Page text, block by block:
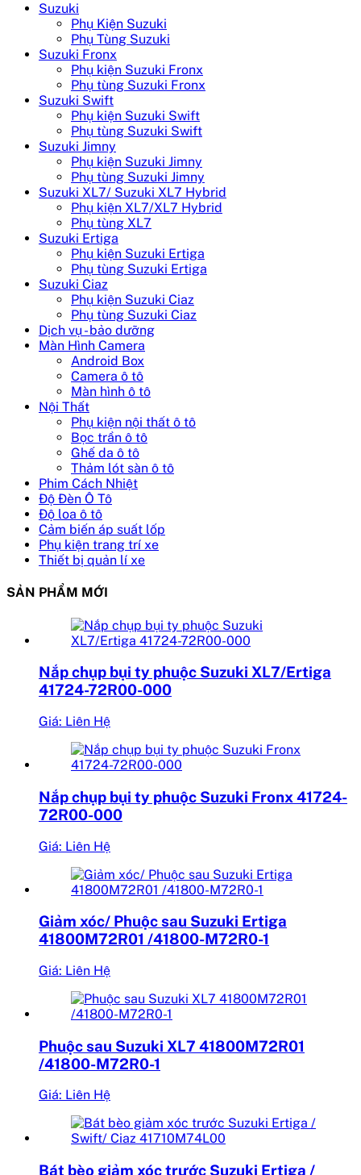
Suzuki
Phụ Kiện Suzuki
Phụ Tùng Suzuki
Suzuki Fronx
Phụ kiện Suzuki Fronx
Phụ tùng Suzuki Fronx
Suzuki Swift
Phụ kiện Suzuki Swift
Phụ tùng Suzuki Swift
Suzuki Jimny
Phụ kiện Suzuki Jimny
Phụ tùng Suzuki Jimny
Suzuki XL7/ Suzuki XL7 Hybrid
Phụ kiện XL7/XL7 Hybrid
Phụ tùng XL7
Suzuki Ertiga
Phụ kiện Suzuki Ertiga
Phụ tùng Suzuki Ertiga
Suzuki Ciaz
Phụ kiện Suzuki Ciaz
Phụ tùng Suzuki Ciaz
Dịch vụ - bảo dưỡng
Màn Hình Camera
Android Box
Camera ô tô
Màn hình ô tô
Nội Thất
Phụ kiện nội thất ô tô
Bọc trần ô tô
Ghế da ô tô
Thảm lót sàn ô tô
Phim Cách Nhiệt
Độ Đèn Ô Tô
Độ loa ô tô
Cảm biến áp suất lốp
Phụ kiện trang trí xe
Thiết bị quản lí xe
SẢN PHẨM MỚI
Nắp chụp bụi ty phuộc Suzuki XL7/Ertiga
41724-72R00-000
Giá: Liên Hệ
Nắp chụp bụi ty phuộc Suzuki Fronx 41724-
72R00-000
Giá: Liên Hệ
Giảm xóc/ Phuộc sau Suzuki Ertiga
41800M72R01 /41800-M72R0-1
Giá: Liên Hệ
Phuộc sau Suzuki XL7 41800M72R01
/41800-M72R0-1
Giá: Liên Hệ
Bát bèo giảm xóc trước Suzuki Ertiga /